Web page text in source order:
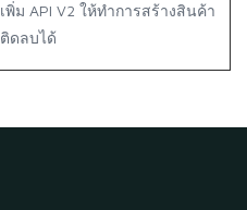
เพิ่ม API V2 ให้ทำการสร้างสินค้า
ติดลบได้